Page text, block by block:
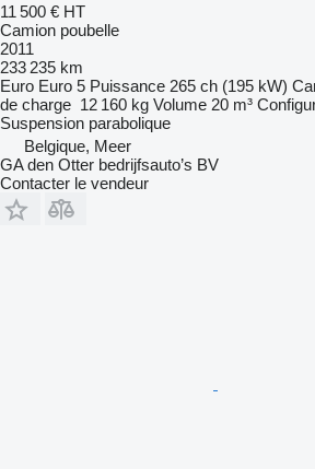
11 500 € HT
Camion poubelle
2011
233 235 km
Euro Euro 5 Puissance 265 ch (195 kW)
de charge 12 160 kg Volume 20 m³
Suspension parabolique
Belgique, Meer
GA den Otter bedrijfsauto’s BV
Contacter le vendeur